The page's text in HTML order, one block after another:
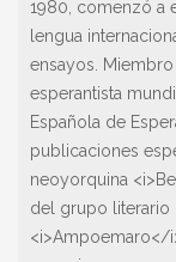
1980, comenzó a
lengua
ensayos.
esperantista
Española de
publicaciones
neoyorquina
del grupo literario
<i>Ampoemaro</